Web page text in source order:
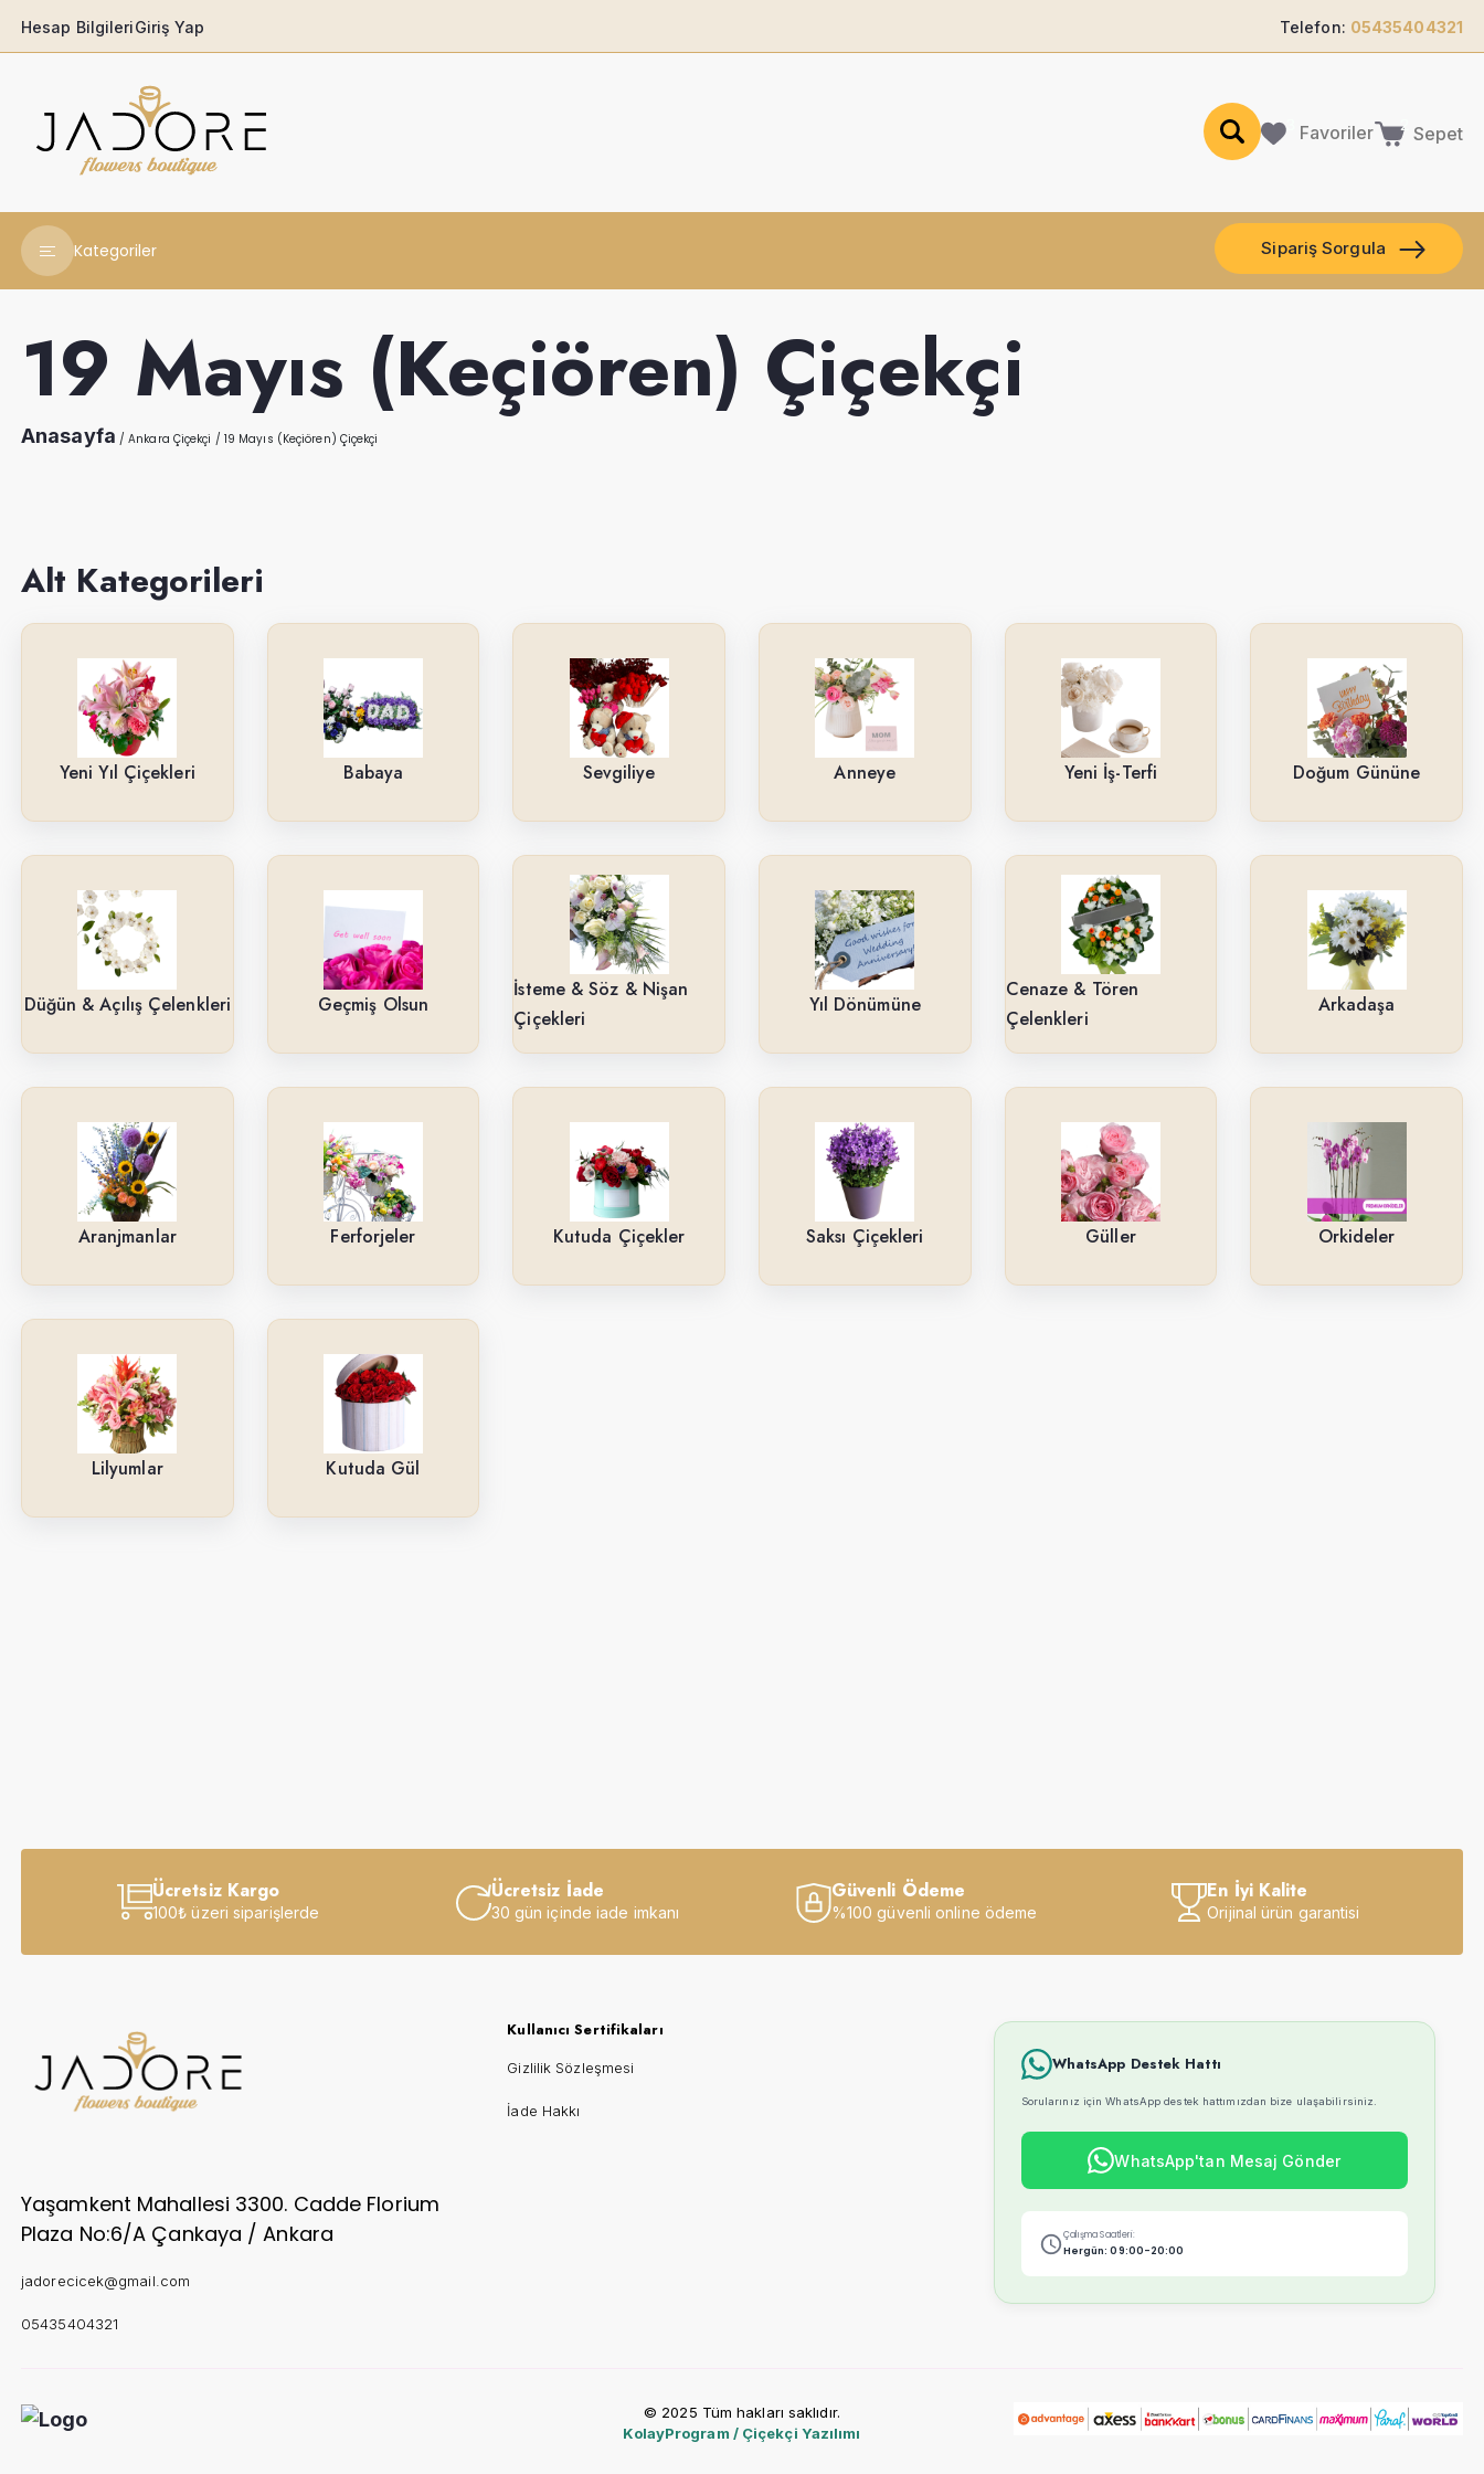
Hesap BilgileriGiriş Yap Telefon: 05435404321
Favoriler Sepet
Kategoriler
Babaya
Yeni İş-Terfi
Kutuda Çiçekler
Doğum Gününe
Düğün & Açılış Çelenkleri
Saksı Çiçekleri
Yıl Dönümüne
Güller
Cenaze & Tören Çelenkleri
Tasarım Buketler
Orkideler
Ne İçin ?
Ürün Çeşitlerimiz
Aranjmanlar
Lilyumlar
Arkadaşa
Kutuda Gül
Sipariş Sorgula
19 Mayıs (Keçiören) Çiçekçi
Anasayfa / Ankara Çiçekçi / 19 Mayıs (Keçiören) Çiçekçi
Alt Kategorileri
Yeni Yıl Çiçekleri Babaya Sevgiliye Anneye Yeni İş-Terfi Doğum Gününe
Düğün & Açılış Çelenkleri Geçmiş Olsun
İsteme & Söz & Nişan
Çiçekleri
Yıl Dönümüne
Cenaze & Tören
Çelenkleri
Arkadaşa
Aranjmanlar Ferforjeler Kutuda Çiçekler Saksı Çiçekleri Güller Orkideler
Lilyumlar Kutuda Gül
Ücretsiz Kargo
100₺ üzeri siparişlerde
Ücretsiz İade
30 gün içinde iade imkanı
Güvenli Ödeme
%100 güvenli online ödeme
En İyi Kalite
Orijinal ürün garantisi
Yaşamkent Mahallesi 3300. Cadde Florium
Plaza No:6/A Çankaya / Ankara
jadorecicek@gmail.com
05435404321
Kullanıcı Sertifikaları
Gizlilik Sözleşmesi
İade Hakkı
WhatsApp Destek Hattı
Sorularınız için WhatsApp destek hattımızdan bize ulaşabilirsiniz.
WhatsApp'tan Mesaj Gönder
Çalışma Saatleri:
Hergün: 09:00-20:00
© 2025 Tüm hakları saklıdır.
KolayProgram / Çiçekçi Yazılımı